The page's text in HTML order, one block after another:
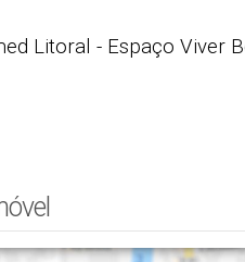
Litoral - Espaço Viver